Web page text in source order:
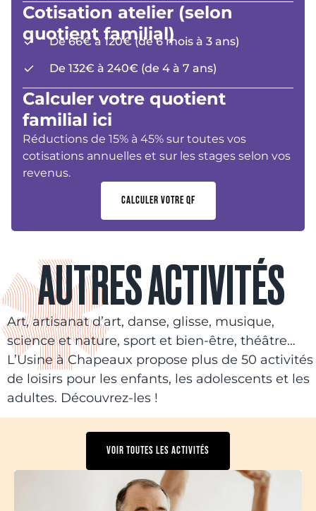
Cotisation atelier (selon
quotient familial)
De 66€ à 120€ (de 6 mois à 3 ans)
De 132€ à 240€ (de 4 à 7 ans)
Calculer votre quotient
familial ici
Réductions de 15% à 45% sur toutes vos
cotisations annuelles et sur les stages selon vos
revenus.
CALCULER VOTRE QF
AUTRES ACTIVITÉS
Art, artisanat d’art, danse, glisse, musique,
science et nature, sport et bien-être, théâtre…
L’Usine à Chapeaux propose plus de 50 activités
de loisirs pour les enfants, les adolescents et les
adultes. Découvrez-les !
VOIR TOUTES LES ACTIVITÉS